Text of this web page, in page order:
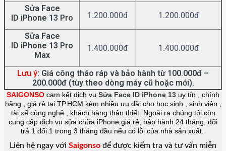
Sửa Face
ID iPhone 13 Pro 1.200.000đ 1.200.000đ
Sửa Face
ID iPhone 13 Pro
Max
1.400.000đ 1.400.000đ
Lưu ý: Giá công tháo ráp và bảo hành từ 100.000đ –
200.000đ (tùy theo dòng máy cũ hoặc mới).
SAIGONSO cam kết dịch vụ Sửa Face ID iPhone 13 uy tín , chính
hãng , giá rẻ tại TP.HCM kèm nhiều ưu đãi cho học sinh , sinh viên ,
tài xế công nghệ , khách hàng thân thiết. Ngoài ra chúng tôi còn
cung cấp dịch vụ sửa chữa iPhone giá rẻ, bảo hành 24 tháng, đổi
trả 1 đổi 1 trong 3 tháng đầu nếu có lỗi của nhà sản xuất.
Liên hệ ngay với Saigonso để được kiểm tra và tư vấn miễn